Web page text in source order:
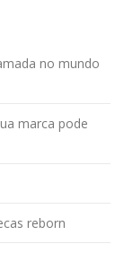
no mundo
marca pode
reborn